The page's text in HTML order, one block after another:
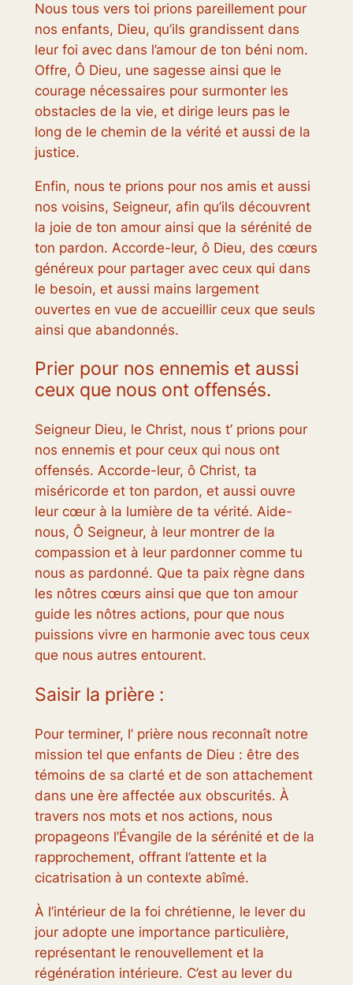
Nous tous vers toi prions pareillement pour
nos enfants, Dieu, qu’ils grandissent dans
leur foi avec dans l’amour de ton béni nom.
Offre, Ô Dieu, une sagesse ainsi que le
courage nécessaires pour surmonter les
obstacles de la vie, et dirige leurs pas le
long de le chemin de la vérité et aussi de la
justice.
Enfin, nous te prions pour nos amis et aussi
nos voisins, Seigneur, afin qu’ils découvrent
la joie de ton amour ainsi que la sérénité de
ton pardon. Accorde-leur, ô Dieu, des cœurs
généreux pour partager avec ceux qui dans
le besoin, et aussi mains largement
ouvertes en vue de accueillir ceux que seuls
ainsi que abandonnés.
Prier pour nos ennemis et aussi
ceux que nous ont offensés.
Seigneur Dieu, le Christ, nous t’ prions pour
nos ennemis et pour ceux qui nous ont
offensés. Accorde-leur, ô Christ, ta
miséricorde et ton pardon, et aussi ouvre
leur cœur à la lumière de ta vérité. Aide-
nous, Ô Seigneur, à leur montrer de la
compassion et à leur pardonner comme tu
nous as pardonné. Que ta paix règne dans
les nôtres cœurs ainsi que que ton amour
guide les nôtres actions, pour que nous
puissions vivre en harmonie avec tous ceux
que nous autres entourent.
Saisir la prière :
Pour terminer, l’ prière nous reconnaît notre
mission tel que enfants de Dieu : être des
témoins de sa clarté et de son attachement
dans une ère affectée aux obscurités. À
travers nos mots et nos actions, nous
propageons l’Évangile de la sérénité et de la
rapprochement, offrant l’attente et la
cicatrisation à un contexte abîmé.
À l’intérieur de la foi chrétienne, le lever du
jour adopte une importance particulière,
représentant le renouvellement et la
régénération intérieure. C’est au lever du